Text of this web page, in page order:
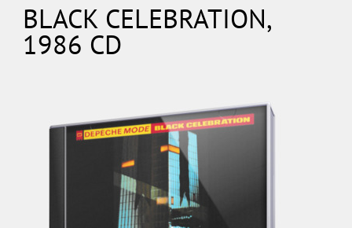
BLACK CELEBRATION,
1986 CD